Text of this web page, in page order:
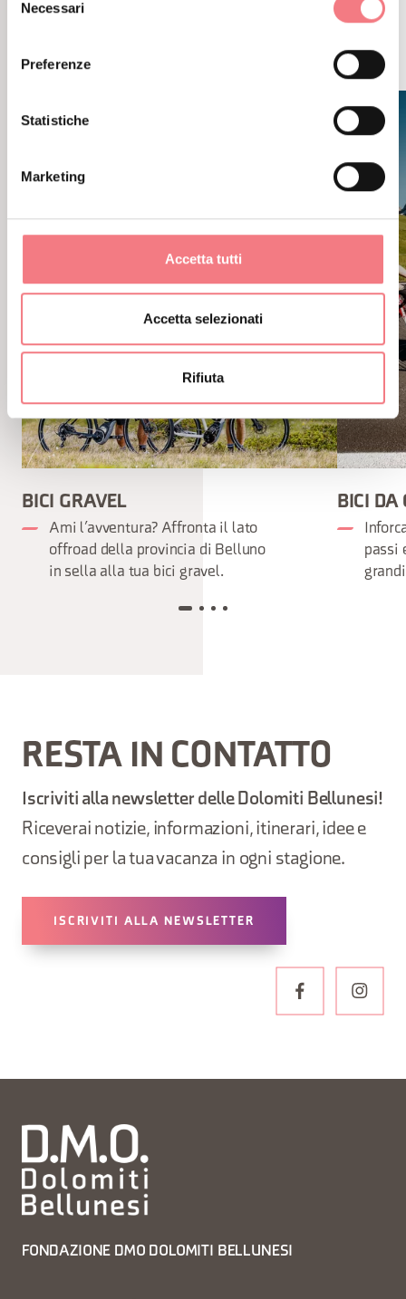
delNecessari
Preferenze
Statistiche
Marketing
Accetta tutti
Accetta selezionati
Rifiuta
POTREBBE PIACERTI
ANCHE
BICI GRAVEL
Ami l’avventura? Affronta il lato
offroad della provincia di Belluno
in sella alla tua bici gravel.
BICI DA
passi
RESTA IN CONTATTO
Iscriviti alla newsletter delle Dolomiti Bellunesi!
Riceverai notizie, informazioni, itinerari, idee e
consigli per la tua vacanza in ogni stagione.
ISCRIVITI ALLA NEWSLETTER
FONDAZIONE DMO DOLOMITI BELLUNESI